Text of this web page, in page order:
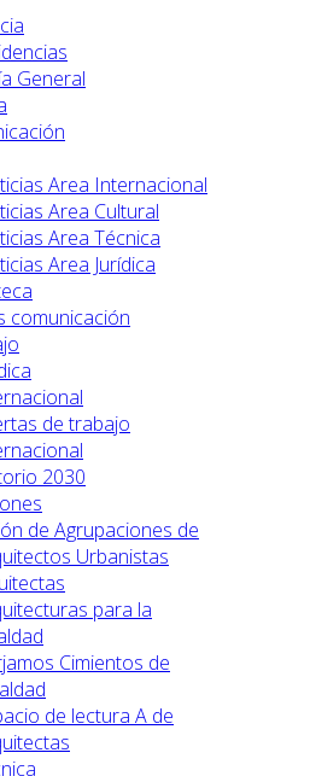
General
Area Internacional
Area Cultural
Area Técnica
Area Jurídica
comunicación
de trabajo
2030
de Agrupaciones de
Urbanistas
para la
Cimientos de
de lectura A de